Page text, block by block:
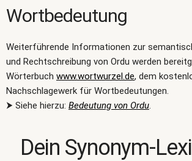
Wortbedeutung
Weiterführende Informationen zur
und Rechtschreibung von Ordu werden
Wörterbuch www.wortwurzel.de, dem
Nachschlagewerk für Wortbedeutungen.
⮞ Siehe hierzu: Bedeutung von Ordu.
Dein Synonym-